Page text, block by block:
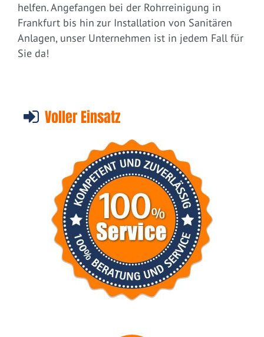
helfen. Angefangen bei der Rohrreinigung in
Frankfurt bis hin zur Installation von Sanitären
Anlagen, unser Unternehmen ist in jedem Fall für
Sie da!
Voller Einsatz